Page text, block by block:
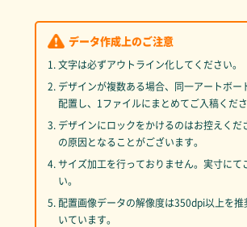
データ作成上のご注意
1. 文字は必ずアウトライン化してください。
2. デザインが複数ある場合、同一アートボー
配置し、1ファイルにまとめてご入稿くださ
3. デザインにロックをかけるのはお控えくだ
の原因となることがございます。
4. サイズ加工を行っておりません。実寸にて
い。
5. 配置画像データの解像度は350dpi以上を
いています。